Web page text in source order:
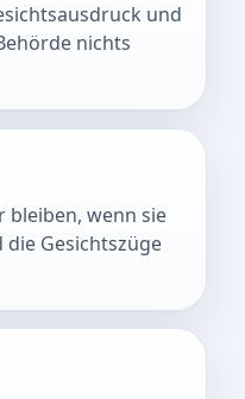
und
nichts
bleiben, wenn sie
Gesichtszüge